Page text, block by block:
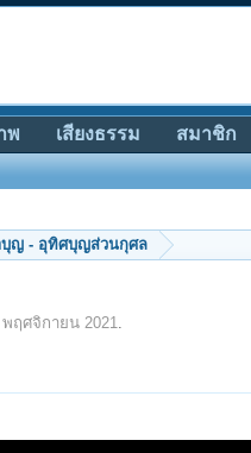
ญ - อุทิศบุญส่วนกุศล
พฤศจิกายน 2021.
พ เสียงธรรม สมาชิก